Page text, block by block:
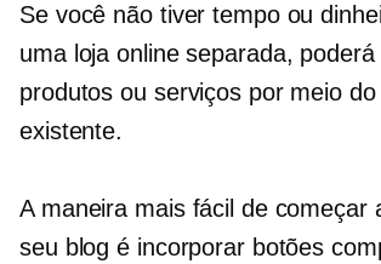
Se você não tiver tempo ou
uma loja online separada,
produtos ou serviços por meio do
existente.
A maneira mais fácil de começar
seu blog é incorporar botões